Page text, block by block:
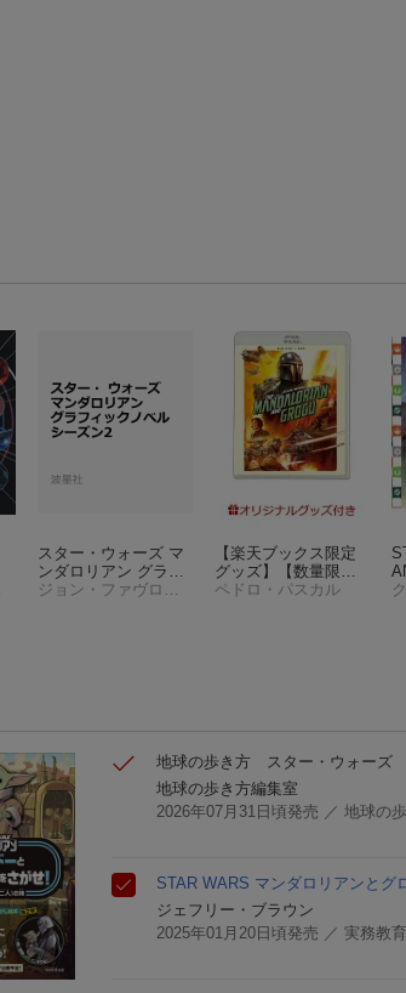
スター・ウォーズ マ
ンダロリアン グラフ
ィックノベル シー
【楽天ブックス限定
グッズ】【数量限定
グッズ】スター・ウ
ペドロ・パスカル
地球の歩き方 スター・ウォーズ
地球の歩き方編集室
2026年07月31日頃発売 ／ 地球の
STAR WARS マンダロリアンとグ
ジェフリー・ブラウン
2025年01月20日頃発売 ／ 実務教